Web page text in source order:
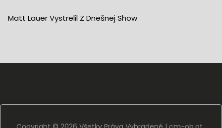
Matt Lauer Vystrelil Z Dnešnej Show